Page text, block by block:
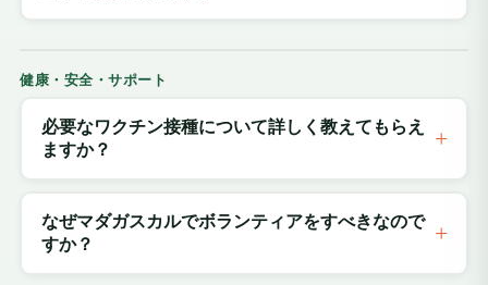
健康・安全・サポート
必要なワクチン接種について詳しく教えてもらえ
ますか？
なぜマダガスカルでボランティアをすべきなので
すか？